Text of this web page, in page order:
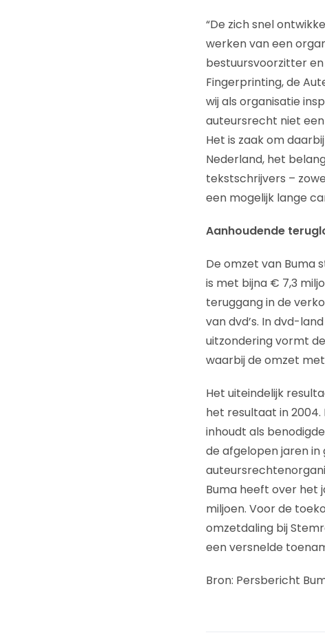
“De zich snel
werken van een
bestuursvoorzitter en
Fingerprinting, de
wij als organisatie
auteursrecht niet
Het is zaak om
Nederland, het
tekstschrijvers –
een mogelijk lange
Aanhoudende
De omzet van Buma
is met bijna € 7,3
teruggang in de
van dvd’s. In dvd-
uitzondering vormt
waarbij de omzet met
Het uiteindelijk
het resultaat in
inhoudt als
de afgelopen jaren
Buma heeft over het
miljoen. Voor de
omzetdaling bij
een versnelde
Bron: Persbericht